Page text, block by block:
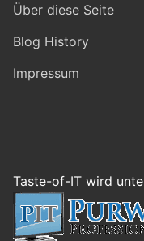
Über diese Seite
Blog History
Impressum
Taste-of-IT wird